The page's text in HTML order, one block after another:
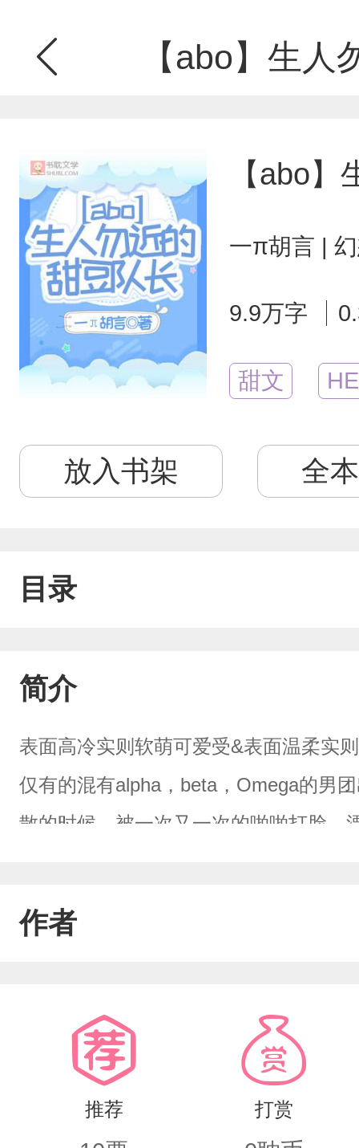
【abo】生人
【abo
一π胡言 |
9.9万字
甜文 HE
放入书架 全
目录
简介
表面高冷实则软萌可爱受&表面温柔实
仅有的混有alpha，beta，Omega的男
散的时候，被一次又一次的啪啪打脸，
天小队长去酒吧解闷，遇到一个奶味
露的队长捂着马甲小心翼翼的跟奶味
团队采访：请问你对未来的另一半有
喜欢爱撒娇，哭鼻子的软萌Omega呢
作者
推荐 打赏